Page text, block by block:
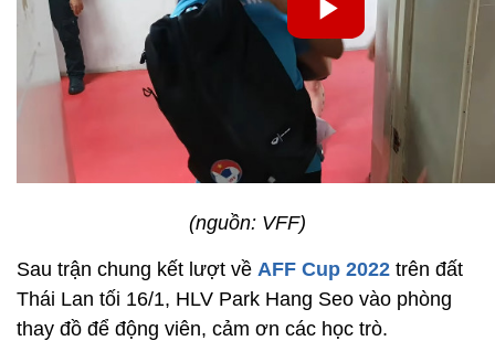
(nguồn: VFF)
Sau trận chung kết lượt về AFF Cup 2022 trên đất
Thái Lan tối 16/1, HLV Park Hang Seo vào phòng
thay đồ để động viên, cảm ơn các học trò.